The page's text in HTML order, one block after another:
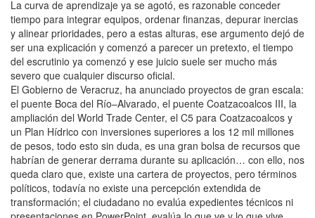
La curva de aprendizaje ya se agotó, es razonable conceder
tiempo para integrar equipos, ordenar finanzas, depurar inercias
y alinear prioridades, pero a estas alturas, ese argumento dejó de
ser una explicación y comenzó a parecer un pretexto, el tiempo
del escrutinio ya comenzó y ese juicio suele ser mucho más
severo que cualquier discurso oficial.
El Gobierno de Veracruz, ha anunciado proyectos de gran escala:
el puente Boca del Río–Alvarado, el puente Coatzacoalcos III, la
ampliación del World Trade Center, el C5 para Coatzacoalcos y
un Plan Hídrico con inversiones superiores a los 12 mil millones
de pesos, todo esto sin duda, es una gran bolsa de recursos que
habrían de generar derrama durante su aplicación… con ello, nos
queda claro que, existe una cartera de proyectos, pero términos
políticos, todavía no existe una percepción extendida de
transformación; el ciudadano no evalúa expedientes técnicos ni